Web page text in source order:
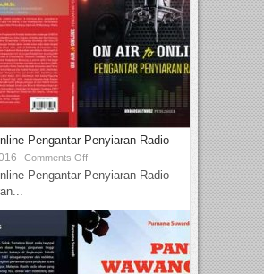
Pengantar Penyiaran Radio
Comments Off
Pengantar Penyiaran Radio